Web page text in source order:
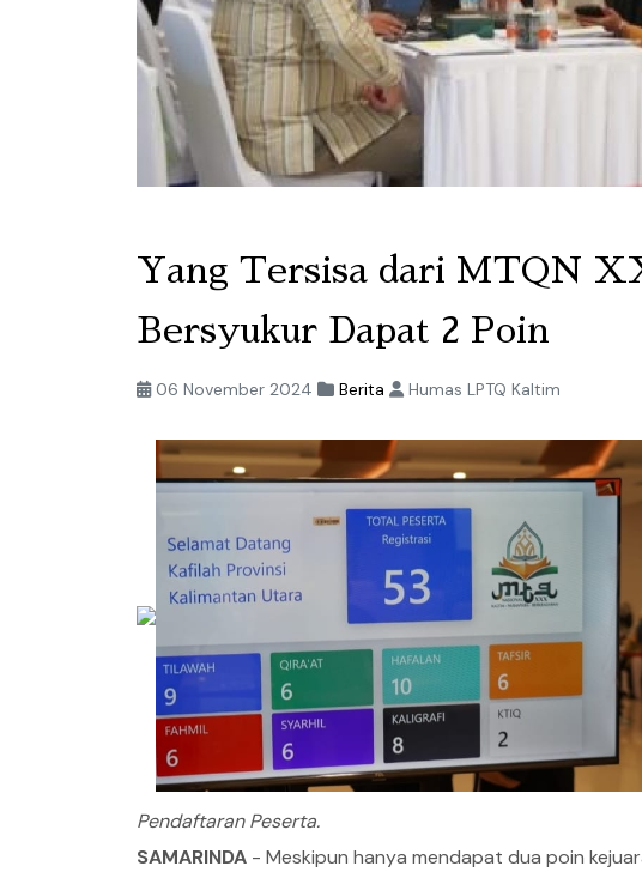
Yang Tersisa dari MTQN
Bersyukur Dapat 2 Poin
06 November 2024 Berita Humas LPTQ Kaltim
Pendaftaran Peserta.
SAMARINDA - Meskipun hanya mendapat dua poin